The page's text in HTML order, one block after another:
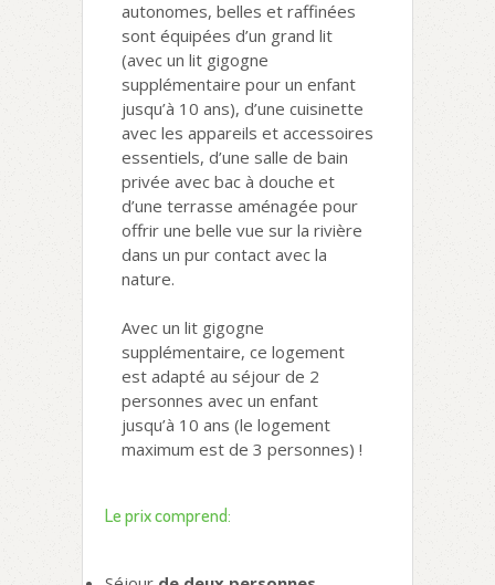
autonomes, belles et raffinées
sont équipées d’un grand lit
(avec un lit gigogne
supplémentaire pour un enfant
jusqu’à 10 ans), d’une cuisinette
avec les appareils et accessoires
essentiels, d’une salle de bain
privée avec bac à douche et
d’une terrasse aménagée pour
offrir une belle vue sur la rivière
dans un pur contact avec la
nature.
Avec un lit gigogne
supplémentaire, ce logement
est adapté au séjour de 2
personnes avec un enfant
jusqu’à 10 ans (le logement
maximum est de 3 personnes) !
Le prix comprend: